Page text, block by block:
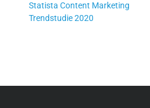
Statista Content Marketing
Trendstudie 2020